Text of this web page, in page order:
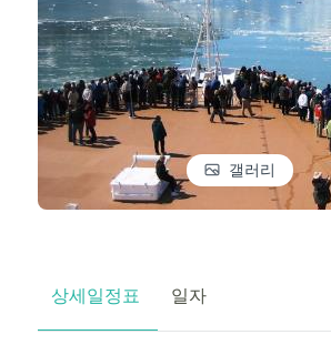
갤러리
상세일정표 일자